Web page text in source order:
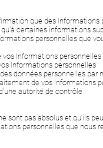
que des Informations
certaines informations
personnelles que
Informations personnelles
Informations personnelles
données personnelles par
de vos Informations
autorité de contrôle
sont pas absolus et qu’ils
personnelles que